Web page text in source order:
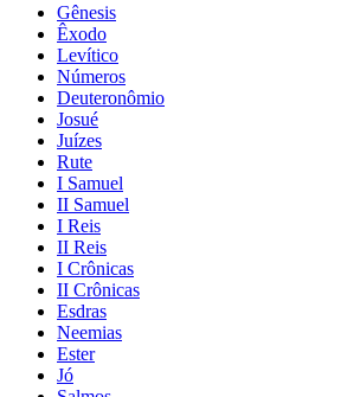
Gênesis
Êxodo
Levítico
Números
Deuteronômio
Josué
Juízes
Rute
I Samuel
II Samuel
I Reis
II Reis
I Crônicas
II Crônicas
Esdras
Neemias
Ester
Jó